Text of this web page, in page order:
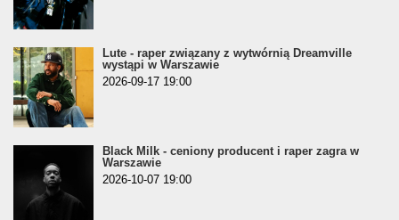
Lute - raper związany z wytwórnią Dreamville
wystąpi w Warszawie
2026-09-17 19:00
Black Milk - ceniony producent i raper zagra w
Warszawie
2026-10-07 19:00